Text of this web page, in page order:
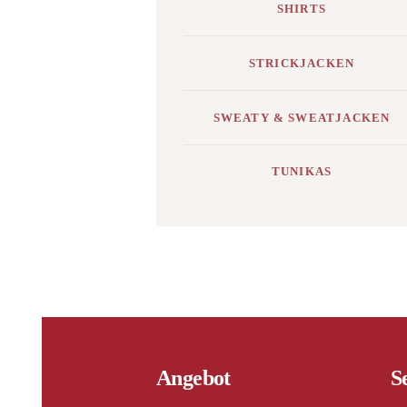
SHIRTS
STRICKJACKEN
SWEATY & SWEATJACKEN
TUNIKAS
Angebot